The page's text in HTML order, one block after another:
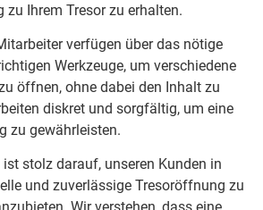
Ihrem Tresor zu erhalten.
verfügen über das nötige
Werkzeuge, um verschiedene
öffnen, ohne dabei den Inhalt zu
diskret und sorgfältig, um eine
zu gewährleisten.
ist stolz darauf, unseren Kunden in
und zuverlässige Tresoröffnung zu